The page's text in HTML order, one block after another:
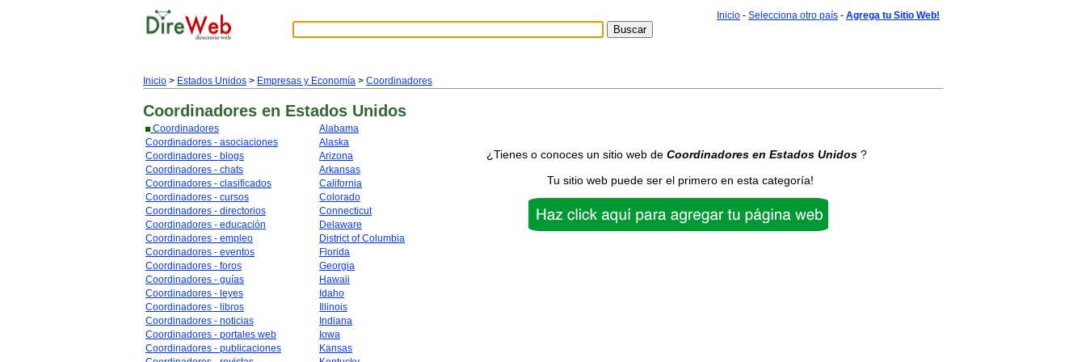
Inicio - Selecciona otro país - Agrega tu Sitio Web!
Inicio > Estados Unidos > Empresas y Economía > Coordinadores
Coordinadores en Estados Unidos
Coordinadores
Coordinadores - asociaciones
Coordinadores - blogs
Coordinadores - chats
Coordinadores - clasificados
Coordinadores - cursos
Coordinadores - directorios
Coordinadores - educación
Coordinadores - empleo
Coordinadores - eventos
Coordinadores - foros
Coordinadores - guías
Coordinadores - leyes
Coordinadores - libros
Coordinadores - noticias
Coordinadores - portales web
Coordinadores - publicaciones
Alabama
Alaska
Arizona
Arkansas
California
Colorado
Connecticut
Delaware
District of Columbia
Florida
Georgia
Hawaii
Idaho
Illinois
Indiana
Iowa
Kansas
¿Tienes o conoces un sitio web de Coordinadores en Estados Unidos ?
Tu sitio web puede ser el primero en esta categoría!